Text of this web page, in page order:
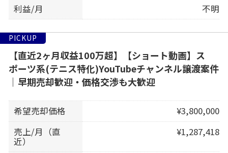
利益/月
不明
PICKUP
【直近2ヶ月収益100万超】【ショート動画】ス
ポーツ系(テニス特化)YouTubeチャンネル譲渡案件
｜早期売却歓迎・価格交渉も大歓迎
希望売却価格
¥3,800,000
売上/月（直
近）
¥1,287,418